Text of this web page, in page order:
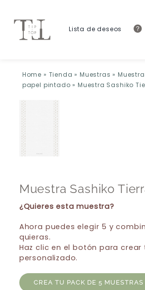
Lista de deseos
Home » Tienda » Muestras »
papel pintado » Muestra Sashiko
Muestra Sashiko
¿Quieres esta muestra?
Ahora puedes elegir 5 y
quieras.
Haz clic en el botón para crear
personalizado.
CREA TU PACK DE 5